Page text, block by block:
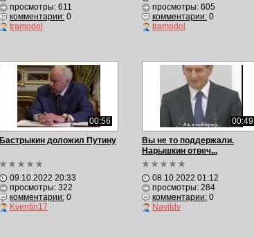
просмотры: 611
комментарии:0
tramodol
просмотры: 605
комментарии:0
tramodol
00:56
Бастрыкин доложил Путину
09.10.2022 20:33
просмотры: 322
комментарии:0
Kventin17
00:49
Вы не то поддержали.
Нарышкин отвеч...
08.10.2022 01:12
просмотры: 284
комментарии:0
Navitdv